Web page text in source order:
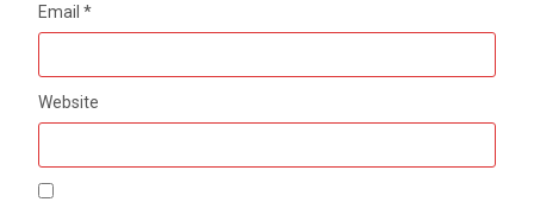
Email*
Website